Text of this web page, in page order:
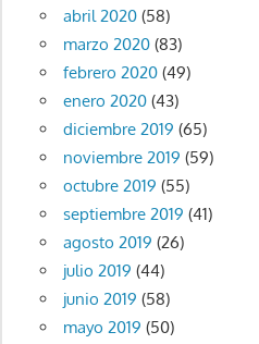
abril 2020(58)
marzo 2020(83)
febrero 2020(49)
enero 2020(43)
diciembre 2019 (65)
noviembre 2019 (59)
octubre 2019 (55)
septiembre 2019 (41)
agosto 2019 (26)
julio 2019 (44)
junio 2019 (58)
mayo 2019 (50)